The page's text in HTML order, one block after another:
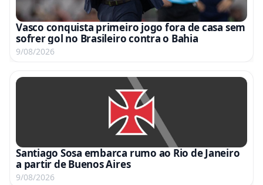
Vasco conquista primeiro jogo fora de casa sem
sofrer gol no Brasileiro contra o Bahia
9/08/2026
Santiago Sosa embarca rumo ao Rio de Janeiro
a partir de Buenos Aires
9/08/2026